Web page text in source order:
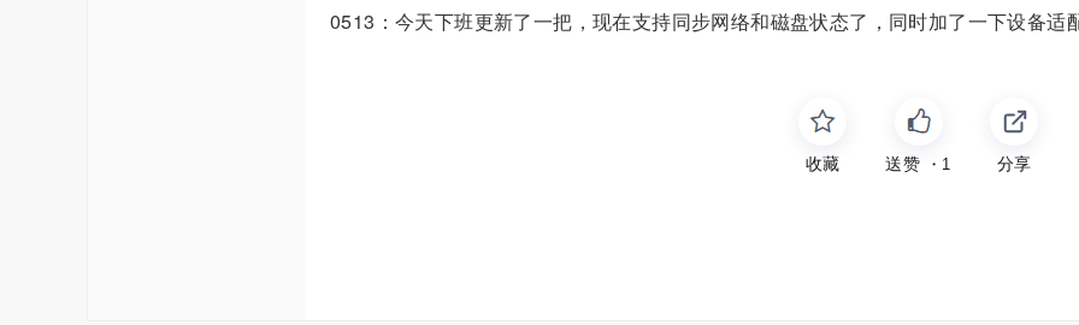
0513：今天下班更新了一把，现在支持同步网络和磁盘状态了，同时加了一下设备适
收藏 送赞 ・ 1 分享